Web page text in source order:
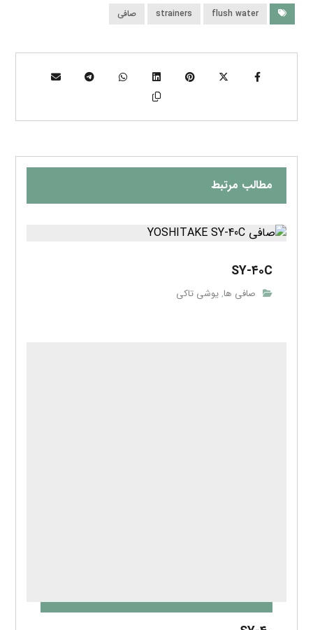
flush water
strainers صافی
مطالب مرتبط
SY-۴۰C
صافی ها,یوشی تاکی